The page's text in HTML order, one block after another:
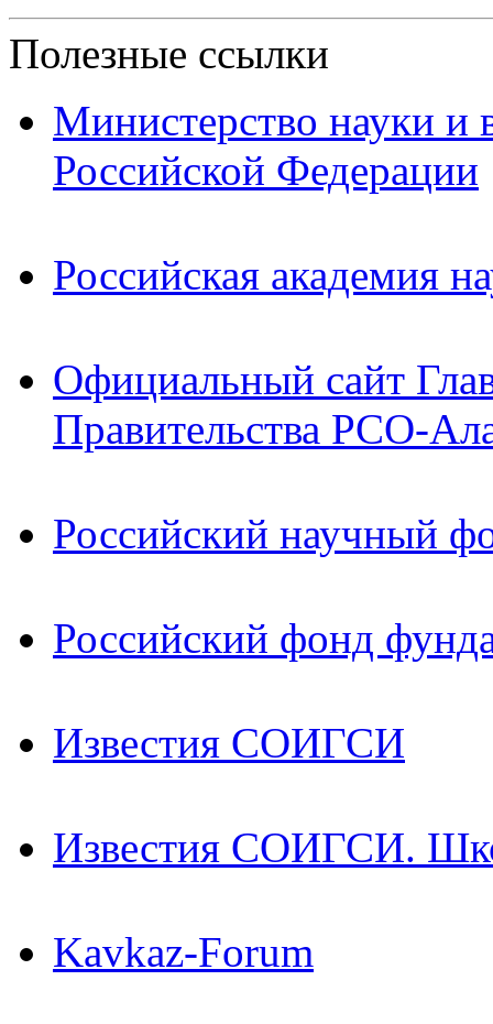
Полезные ссылки
Министерство науки и
Российской Федерации
Российская академия
Официальный сайт
Правительства РСО-
Российский научный
Российский фонд
Известия СОИГСИ
Известия СОИГСИ.
Kavkaz-Forum